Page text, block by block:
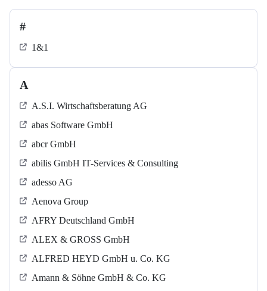
#
1&1
A
A.S.I. Wirtschaftsberatung AG
abas Software GmbH
abcr GmbH
abilis GmbH IT-Services & Consulting
adesso AG
Aenova Group
AFRY Deutschland GmbH
ALEX & GROSS GmbH
ALFRED HEYD GmbH u. Co. KG
Amann & Söhne GmbH & Co. KG